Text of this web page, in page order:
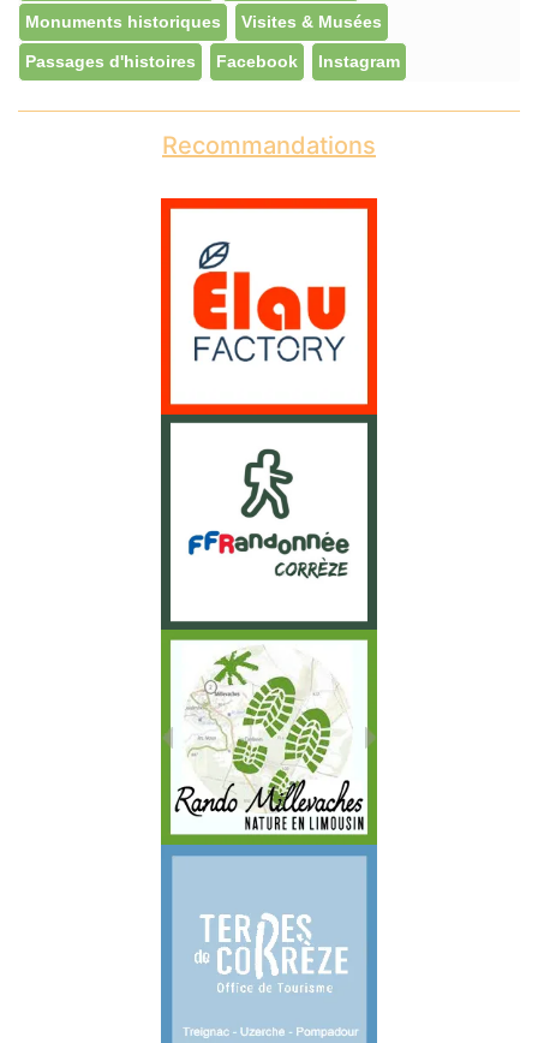
Monuments historiques Visites & Musées
Passages d'histoires Facebook Instagram
Recommandations